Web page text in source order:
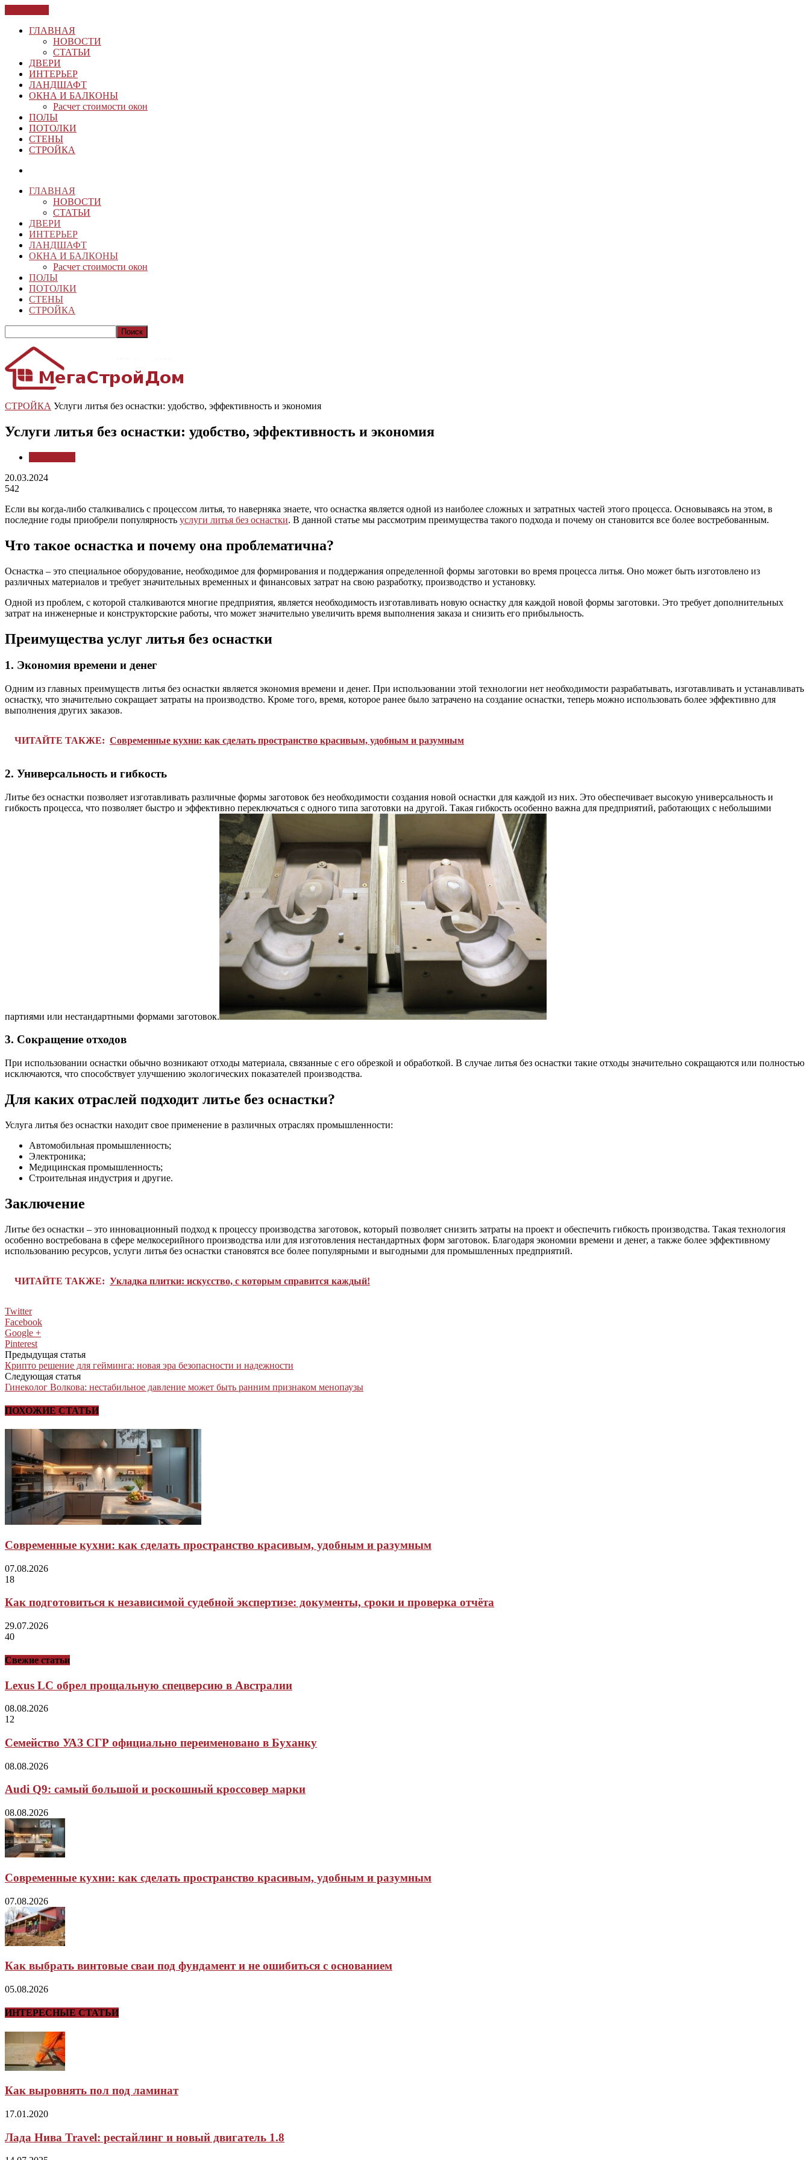
ГЛАВНАЯ
НОВОСТИ
СТАТЬИ
ДВЕРИ
ИНТЕРЬЕР
ЛАНДШАФТ
ОКНА И БАЛКОНЫ
Расчет стоимости окон
ПОЛЫ
ПОТОЛКИ
СТЕНЫ
СТРОЙКА
ГЛАВНАЯ
НОВОСТИ
СТАТЬИ
ДВЕРИ
ИНТЕРЬЕР
ЛАНДШАФТ
ОКНА И БАЛКОНЫ
Расчет стоимости окон
ПОЛЫ
ПОТОЛКИ
СТЕНЫ
СТРОЙКА
СТРОЙКА Услуги литья без оснастки: удобство, эффективность и экономия
Услуги литья без оснастки: удобство, эффективность и экономия
20.03.2024
542
Если вы когда-либо сталкивались с процессом литья, то наверняка знаете, что оснастка является одной из наиболее сложных и затратных частей этого процесса. Основываясь на этом, в
последние годы приобрели популярность услуги литья без оснастки. В данной статье мы рассмотрим преимущества такого подхода и почему он становится все более востребованным.
Что такое оснастка и почему она проблематична?
Оснастка – это специальное оборудование, необходимое для формирования и поддержания определенной формы заготовки во время процесса литья. Оно может быть изготовлено из
различных материалов и требует значительных временных и финансовых затрат на свою разработку, производство и установку.
Одной из проблем, с которой сталкиваются многие предприятия, является необходимость изготавливать новую оснастку для каждой новой формы заготовки. Это требует дополнительных
затрат на инженерные и конструкторские работы, что может значительно увеличить время выполнения заказа и снизить его прибыльность.
Преимущества услуг литья без оснастки
1. Экономия времени и денег
Одним из главных преимуществ литья без оснастки является экономия времени и денег. При использовании этой технологии нет необходимости разрабатывать, изготавливать и устанавливать
оснастку, что значительно сокращает затраты на производство. Кроме того, время, которое ранее было затрачено на создание оснастки, теперь можно использовать более эффективно для
выполнения других заказов.
ЧИТАЙТЕ ТАКЖЕ: Современные кухни: как сделать пространство красивым, удобным и разумным
2. Универсальность и гибкость
Литье без оснастки позволяет изготавливать различные формы заготовок без необходимости создания новой оснастки для каждой из них. Это обеспечивает высокую универсальность и
гибкость процесса, что позволяет быстро и эффективно переключаться с одного типа заготовки на другой. Такая гибкость особенно важна для предприятий, работающих с небольшими
партиями или нестандартными формами заготовок.
3. Сокращение отходов
При использовании оснастки обычно возникают отходы материала, связанные с его обрезкой и обработкой. В случае литья без оснастки такие отходы значительно сокращаются или полностью
исключаются, что способствует улучшению экологических показателей производства.
Для каких отраслей подходит литье без оснастки?
Услуга литья без оснастки находит свое применение в различных отраслях промышленности:
Автомобильная промышленность;
Электроника;
Медицинская промышленность;
Строительная индустрия и другие.
Заключение
Литье без оснастки – это инновационный подход к процессу производства заготовок, который позволяет снизить затраты на проект и обеспечить гибкость производства. Такая технология
особенно востребована в сфере мелкосерийного производства или для изготовления нестандартных форм заготовок. Благодаря экономии времени и денег, а также более эффективному
использованию ресурсов, услуги литья без оснастки становятся все более популярными и выгодными для промышленных предприятий.
ЧИТАЙТЕ ТАКЖЕ: Укладка плитки: искусство, с которым справится каждый!
Twitter
Facebook
Google +
Pinterest
Предыдущая статья
Крипто решение для гейминга: новая эра безопасности и надежности
Следующая статья
Гинеколог Волкова: нестабильное давление может быть ранним признаком менопаузы
ПОХОЖИЕ СТАТЬИ
Современные кухни: как сделать пространство красивым, удобным и разумным
07.08.2026
18
Как подготовиться к независимой судебной экспертизе: документы, сроки и проверка отчёта
29.07.2026
40
Свежие статьи
Lexus LC обрел прощальную спецверсию в Австралии
08.08.2026
12
Семейство УАЗ СГР официально переименовано в Буханку
08.08.2026
Audi Q9: самый большой и роскошный кроссовер марки
08.08.2026
Современные кухни: как сделать пространство красивым, удобным и разумным
07.08.2026
Как выбрать винтовые сваи под фундамент и не ошибиться с основанием
05.08.2026
ИНТЕРЕСНЫЕ СТАТЬИ
Как выровнять пол под ламинат
17.01.2020
Лада Нива Travel: рестайлинг и новый двигатель 1.8